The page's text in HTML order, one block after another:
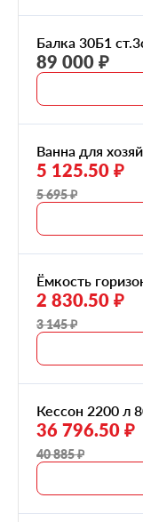
Балка 30Б1
89 000 ₽
Ванна для
5 125.50 ₽
5 695 ₽
Ёмкость
2 830.50 ₽
3 145 ₽
Кессон 2200 л
36 796.50 ₽
40 885 ₽